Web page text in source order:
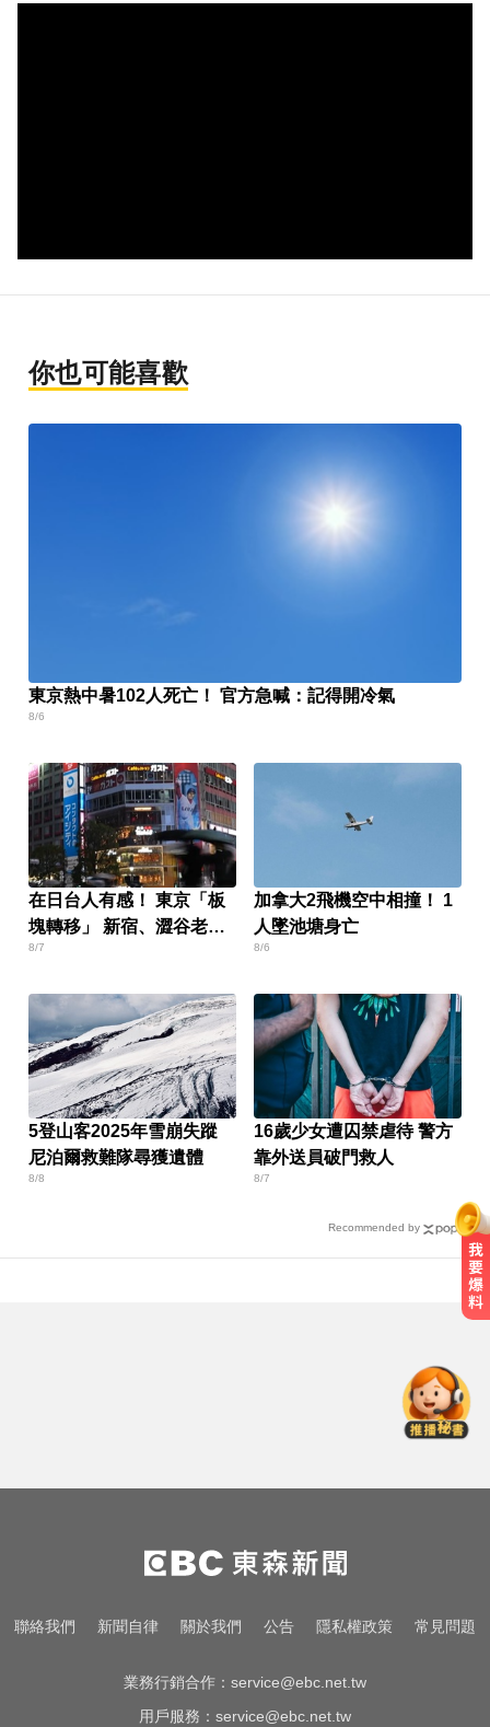
你也可能喜歡
東京熱中暑102人死亡！ 官方急喊：記得開冷氣
8/6
在日台人有感！ 東京「板
塊轉移」 新宿、澀谷老
化？
8/7
加拿大2飛機空中相撞！ 1
人墜池塘身亡
8/6
5登山客2025年雪崩失蹤
尼泊爾救難隊尋獲遺體
8/8
16歲少女遭囚禁虐待 警方
靠外送員破門救人
8/7
Recommended by
事摧殘傳播妹 下場出爐
天天吃燒烤香腸 14歲女竟罹大腸癌
「白海豚」可放颱風假？蔣萬安：
聯絡我們 新聞自律 關於我們 公告 隱私權政策 常見問題
業務行銷合作： service@ebc.net.tw
用戶服務： service@ebc.net.tw